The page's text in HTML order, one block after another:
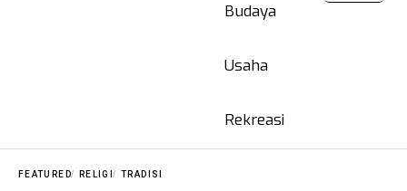
Budaya
Usaha
Rekreasi
FEATURED RELIGI TRADISI